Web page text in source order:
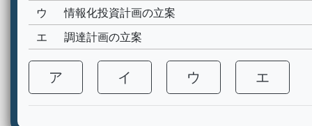
ウ
情報化投資計画の立案
エ
調達計画の立案
ア イ ウ エ